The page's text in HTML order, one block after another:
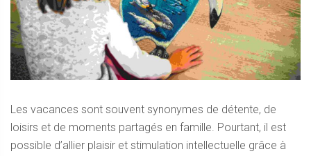
Les vacances sont souvent synonymes de détente, de
loisirs et de moments partagés en famille. Pourtant, il est
possible d’allier plaisir et stimulation intellectuelle grâce à